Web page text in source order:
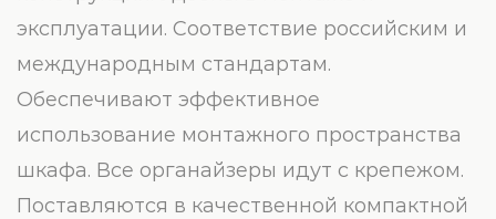
эксплуатации. Соответствие российским и
международным стандартам.
Обеспечивают эффективное
использование монтажного пространства
шкафа. Все органайзеры идут с крепежом.
Поставляются в качественной компактной